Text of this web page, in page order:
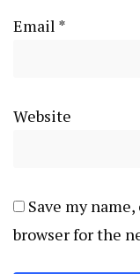
Email *
Website
Save my
browser for the